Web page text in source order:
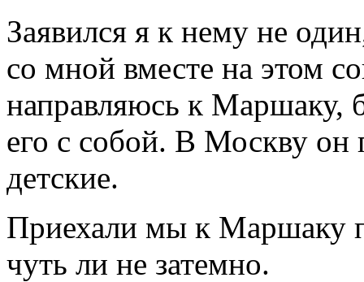
Заявился я к нему не
со мной вместе на этом
направляюсь к Маршаку,
его с собой. В Москву он
детские.
Приехали мы к Маршаку
чуть ли не затемно.